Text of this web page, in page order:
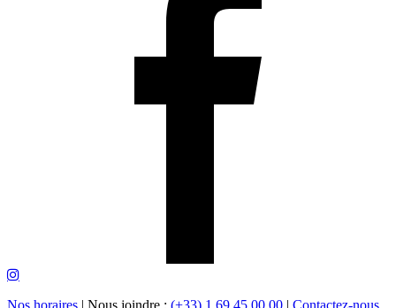
Nos horaires | Nous joindre : (+33) 1 69 45 00 00 | Contactez-nous